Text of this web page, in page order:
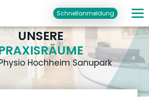
Schnellanmeldung
UNSERE
Hochheim Sanupark